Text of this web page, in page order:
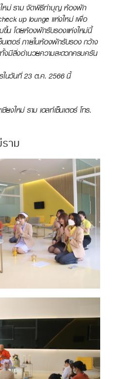
ใหม่ ราม จัดพิธีทำบุญ ห้องพัก
up lounge แห่งใหม่ เพื่อ
ขึ้น โดยห้องพักรับรองแห่งใหม่นี้
นเตอร์ ภายในห้องพักรับรอง กว้าง
งมีสิ่งอำนวยความสะดวกครบครัน
รในวันที่ 23 ต.ค. 2566 นี้
งใหม่ ราม เฮลท์เซ็นเตอร์ โทร.
าม